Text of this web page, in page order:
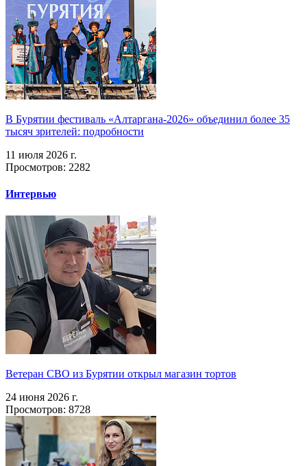
В Бурятии фестиваль «Алтаргана-2026» объединил более 35
тысяч зрителей: подробности
11 июля 2026 г.
Просмотров: 2282
Интервью
Ветеран СВО из Бурятии открыл магазин тортов
24 июня 2026 г.
Просмотров: 8728